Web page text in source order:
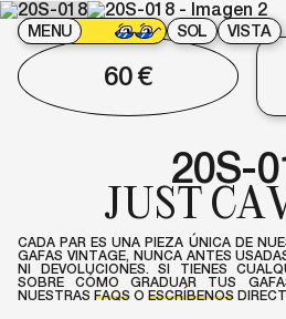
MENU SOL VISTA
20S-
JUST
CADA PAR ES UNA PIEZA ÚNICA DE
GAFAS VINTAGE, NUNCA ANTES
NI DEVOLUCIONES. SI TIENES
SOBRE CÓMO GRADUAR TUS
NUESTRAS FAQS O ESCRÍBENOS
60€